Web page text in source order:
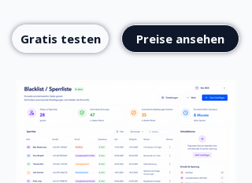
Gratis testen Preise ansehen